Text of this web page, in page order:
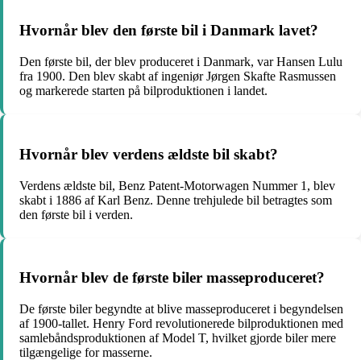
Hvornår blev den første bil i Danmark lavet?
Den første bil, der blev produceret i Danmark, var Hansen Lulu
fra 1900. Den blev skabt af ingeniør Jørgen Skafte Rasmussen
og markerede starten på bilproduktionen i landet.
Hvornår blev verdens ældste bil skabt?
Verdens ældste bil, Benz Patent-Motorwagen Nummer 1, blev
skabt i 1886 af Karl Benz. Denne trehjulede bil betragtes som
den første bil i verden.
Hvornår blev de første biler masseproduceret?
De første biler begyndte at blive masseproduceret i begyndelsen
af 1900-tallet. Henry Ford revolutionerede bilproduktionen med
samlebåndsproduktionen af Model T, hvilket gjorde biler mere
tilgængelige for masserne.